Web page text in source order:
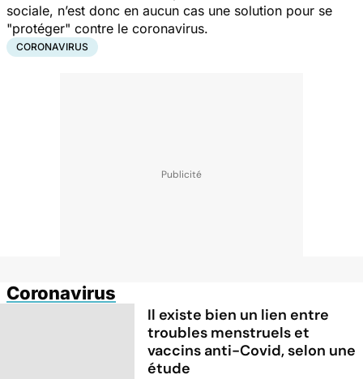
sociale, n’est donc en aucun cas une solution pour se
"protéger" contre le coronavirus.
CORONAVIRUS
Coronavirus
Il existe bien un lien entre
troubles menstruels et
vaccins anti-Covid, selon une
étude